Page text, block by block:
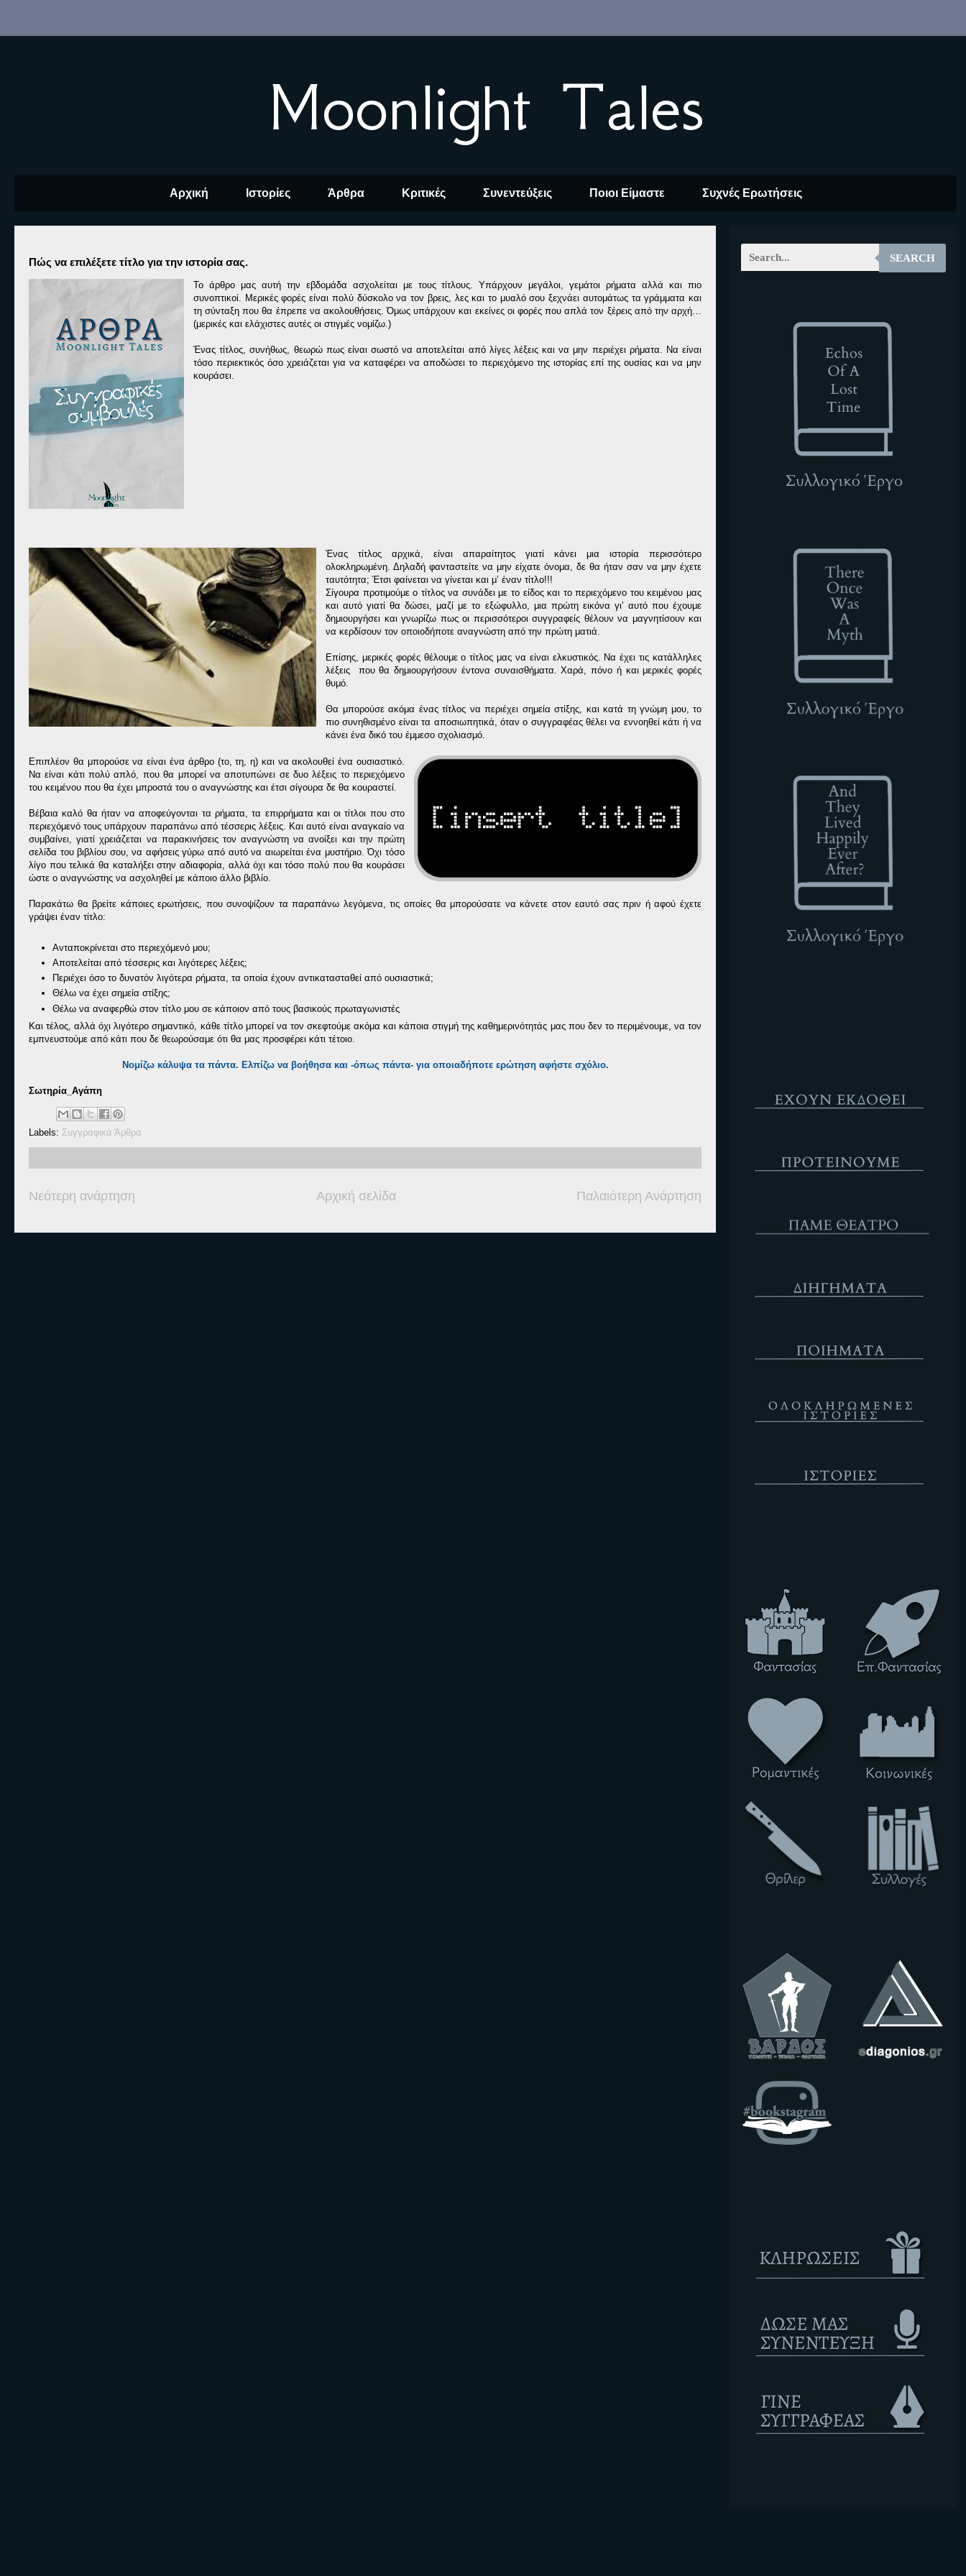
Moonlight Tales
Αρχική Ιστορίες Άρθρα Κριτικές Συνεντεύξεις Ποιοι Είμαστε Συχνές Ερωτήσεις
Πώς να επιλέξετε τίτλο για την ιστορία σας.
Το άρθρο μας αυτή την εβδομάδα ασχολείται με τους τίτλους. Υπάρχουν μεγάλοι, γεμάτοι ρήματα αλλά και πιο
συνοπτικοί. Μερικές φορές είναι πολύ δύσκολο να τον βρεις, λες και το μυαλό σου ξεχνάει αυτομάτως τα γράμματα και
τη σύνταξη που θα έπρεπε να ακολουθήσεις. Όμως υπάρχουν και εκείνες οι φορές που απλά τον ξέρεις από την αρχή…
(μερικές και ελάχιστες αυτές οι στιγμές νομίζω.)
Ένας τίτλος, συνήθως, θεωρώ πως είναι σωστό να αποτελείται από λίγες λέξεις και να μην περιέχει ρήματα. Να είναι
τόσο περιεκτικός όσο χρειάζεται για να καταφέρει να αποδώσει το περιεχόμενο της ιστορίας επί της ουσίας και να μην
κουράσει.
Ένας τίτλος αρχικά, είναι απαραίτητος γιατί κάνει μια ιστορία περισσότερο
ολοκληρωμένη. Δηλαδή φανταστείτε να μην είχατε όνομα, δε θα ήταν σαν να μην έχετε
ταυτότητα; Έτσι φαίνεται να γίνεται και μ’ έναν τίτλο!!!
Σίγουρα προτιμούμε ο τίτλος να συνάδει με το είδος και το περιεχόμενο του κειμένου μας
και αυτό γιατί θα δώσει, μαζί με το εξώφυλλο, μια πρώτη εικόνα γι’ αυτό που έχουμε
δημιουργήσει και γνωρίζω πως οι περισσότεροι συγγραφείς θέλουν να μαγνητίσουν και
να κερδίσουν τον οποιοδήποτε αναγνώστη από την πρώτη ματιά.
Επίσης, μερικές φορές θέλουμε ο τίτλος μας να είναι ελκυστικός. Να έχει τις κατάλληλες
λέξεις που θα δημιουργήσουν έντονα συναισθήματα. Χαρά, πόνο ή και μερικές φορές
θυμό.
Θα μπορούσε ακόμα ένας τίτλος να περιέχει σημεία στίξης, και κατά τη γνώμη μου, το
πιο συνηθισμένο είναι τα αποσιωπητικά, όταν ο συγγραφέας θέλει να εννοηθεί κάτι ή να
κάνει ένα δικό του έμμεσο σχολιασμό.
Επιπλέον θα μπορούσε να είναι ένα άρθρο (το, τη, η) και να ακολουθεί ένα ουσιαστικό.
Να είναι κάτι πολύ απλό, που θα μπορεί να αποτυπώνει σε δυο λέξεις το περιεχόμενο
του κειμένου που θα έχει μπροστά του ο αναγνώστης και έτσι σίγουρα δε θα κουραστεί.
Βέβαια καλό θα ήταν να αποφεύγονται τα ρήματα, τα επιρρήματα και οι τίτλοι που στο
περιεχόμενό τους υπάρχουν παραπάνω από τέσσερις λέξεις. Και αυτό είναι αναγκαίο να
συμβαίνει, γιατί χρειάζεται να παρακινήσεις τον αναγνώστη να ανοίξει και την πρώτη
σελίδα του βιβλίου σου, να αφήσεις γύρω από αυτό να αιωρείται ένα μυστήριο. Όχι τόσο
λίγο που τελικά θα καταλήξει στην αδιαφορία, αλλά όχι και τόσο πολύ που θα κουράσει
ώστε ο αναγνώστης να ασχοληθεί με κάποιο άλλο βιβλίο.
Παρακάτω θα βρείτε κάποιες ερωτήσεις, που συνοψίζουν τα παραπάνω λεγόμενα, τις οποίες θα μπορούσατε να κάνετε στον εαυτό σας πριν ή αφού έχετε
γράψει έναν τίτλο:
Ανταποκρίνεται στο περιεχόμενό μου;
Αποτελείται από τέσσερις και λιγότερες λέξεις;
Περιέχει όσο το δυνατόν λιγότερα ρήματα, τα οποία έχουν αντικατασταθεί από ουσιαστικά;
Θέλω να έχει σημεία στίξης;
Θέλω να αναφερθώ στον τίτλο μου σε κάποιον από τους βασικούς πρωταγωνιστές
Και τέλος, αλλά όχι λιγότερο σημαντικό, κάθε τίτλο μπορεί να τον σκεφτούμε ακόμα και κάποια στιγμή της καθημερινότητάς μας που δεν το περιμένουμε, να τον
εμπνευστούμε από κάτι που δε θεωρούσαμε ότι θα μας προσφέρει κάτι τέτοιο.
Νομίζω κάλυψα τα πάντα. Ελπίζω να βοήθησα και -όπως πάντα- για οποιαδήποτε ερώτηση αφήστε σχόλιο.
Σωτηρία_Αγάπη
Labels: Συγγραφικά Άρθρα
Νεότερη ανάρτηση Παλαιότερη Ανάρτηση
Αρχική σελίδα
SEARCH